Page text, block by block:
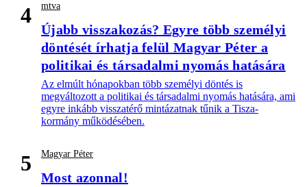
4 mtva
Újabb visszakozás? Egyre több személyi
döntését írhatja felül Magyar Péter a
politikai és társadalmi nyomás hatására
Az elmúlt hónapokban több személyi döntés is
megváltozott a politikai és társadalmi nyomás hatására, ami
egyre inkább visszatérő mintázatnak tűnik a Tisza-
kormány működésében.
5 Magyar Péter
Most azonnal!